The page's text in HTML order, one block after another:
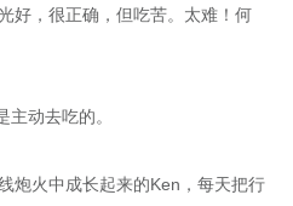
好，很正确，但吃苦。太难！何
动去吃的。
炮火中成长起来的Ken，每天把行